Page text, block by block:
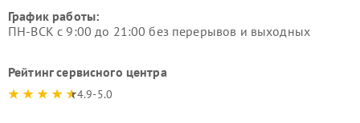
График работы:
ПН-ВСК с 9:00 до 21:00 без перерывов и выходных
Рейтинг сервисного центра
4.9-5.0